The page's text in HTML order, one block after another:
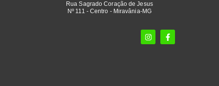
Rua Sagrado Coração de Jesus
Nº 111 - Centro - Miravânia-MG